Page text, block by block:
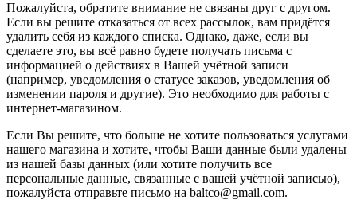
Пожалуйста, обратите внимание не связаны друг с другом.
Если вы решите отказаться от всех рассылок, вам придётся
удалить себя из каждого списка. Однако, даже, если вы
сделаете это, вы всё равно будете получать письма с
информацией о действиях в Вашей учётной записи
(например, уведомления о статусе заказов, уведомления об
изменении пароля и другие). Это необходимо для работы с
интернет-магазином.
Если Вы решите, что больше не хотите пользоваться услугами
нашего магазина и хотите, чтобы Ваши данные были удалены
из нашей базы данных (или хотите получить все
персональные данные, связанные с вашей учётной записью),
пожалуйста отправьте письмо на baltco@gmail.com.